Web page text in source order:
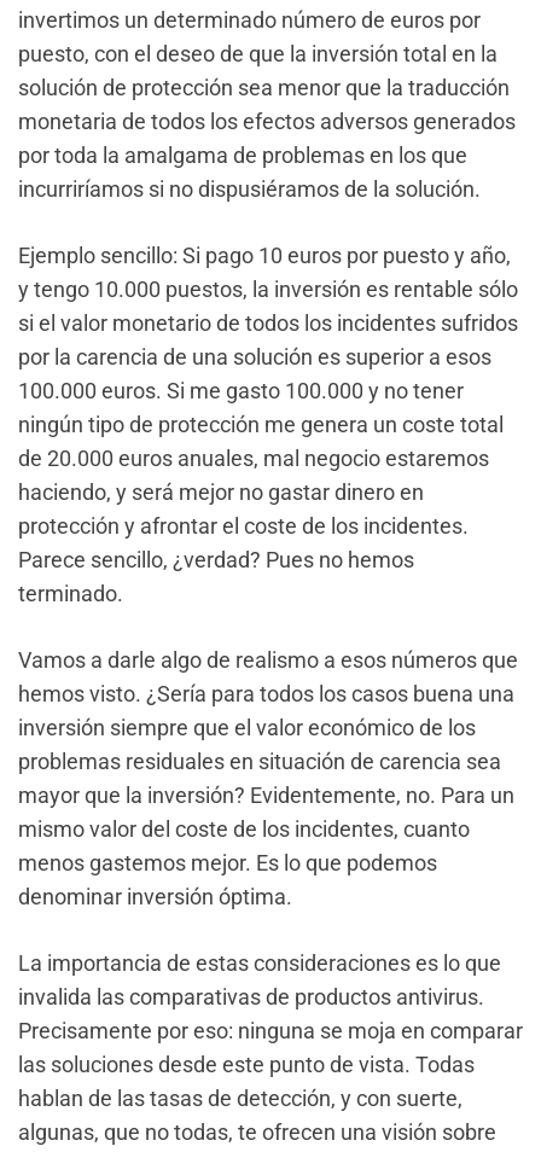
invertimos un determinado número de euros por
puesto, con el deseo de que la inversión total en la
solución de protección sea menor que la traducción
monetaria de todos los efectos adversos generados
por toda la amalgama de problemas en los que
incurriríamos si no dispusiéramos de la solución.
Ejemplo sencillo: Si pago 10 euros por puesto y año,
y tengo 10.000 puestos, la inversión es rentable sólo
si el valor monetario de todos los incidentes sufridos
por la carencia de una solución es superior a esos
100.000 euros. Si me gasto 100.000 y no tener
ningún tipo de protección me genera un coste total
de 20.000 euros anuales, mal negocio estaremos
haciendo, y será mejor no gastar dinero en
protección y afrontar el coste de los incidentes.
Parece sencillo, ¿verdad? Pues no hemos
terminado.
Vamos a darle algo de realismo a esos números que
hemos visto. ¿Sería para todos los casos buena una
inversión siempre que el valor económico de los
problemas residuales en situación de carencia sea
mayor que la inversión? Evidentemente, no. Para un
mismo valor del coste de los incidentes, cuanto
menos gastemos mejor. Es lo que podemos
denominar inversión óptima.
La importancia de estas consideraciones es lo que
invalida las comparativas de productos antivirus.
Precisamente por eso: ninguna se moja en comparar
las soluciones desde este punto de vista. Todas
hablan de las tasas de detección, y con suerte,
algunas, que no todas, te ofrecen una visión sobre